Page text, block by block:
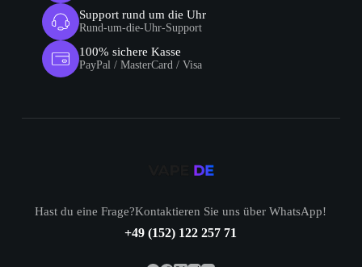
Support rund um die Uhr
Rund-um-die-Uhr-Support
100% sichere Kasse
PayPal / MasterCard / Visa
Hast du eine Frage?Kontaktieren Sie uns über WhatsApp!
+49 (152) 122 257 71